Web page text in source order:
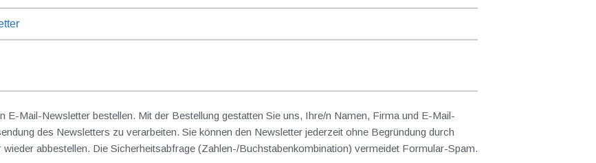
E-Mail-Newsletter bestellen. Mit der Bestellung gestatten Sie uns, Ihre/n Namen, Firma und E-Mail-
des Newsletters zu verarbeiten. Sie können den Newsletter jederzeit ohne Begründung durch
wieder abbestellen. Die Sicherheitsabfrage (Zahlen-/Buchstabenkombination) vermeidet Formular-Spam.